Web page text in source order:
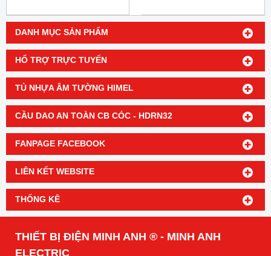
DANH MỤC SẢN PHẨM
HỔ TRỢ TRỰC TUYẾN
TỦ NHỰA ÂM TƯỜNG HIMEL
CẦU DAO AN TOÀN CB CÓC - HDRN32
FANPAGE FACEBOOK
LIÊN KẾT WEBSITE
THỐNG KÊ
THIẾT BỊ ĐIỆN MINH ANH ® - MINH ANH
ELECTRIC